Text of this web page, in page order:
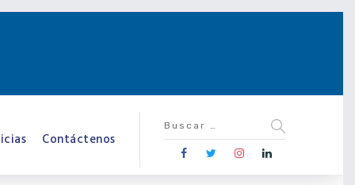
Contáctenos